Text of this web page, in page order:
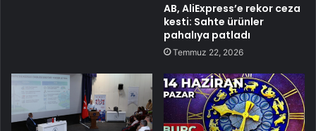
AB, AliExpress’e rekor ceza
kesti: Sahte ürünler
pahalıya patladı
Temmuz 22, 2026